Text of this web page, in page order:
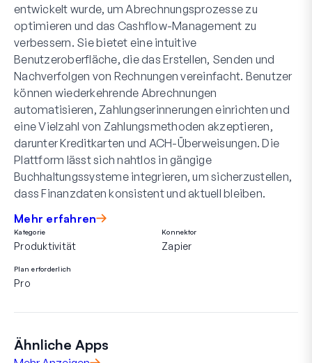
entwickelt wurde, um Abrechnungsprozesse zu
optimieren und das Cashflow-Management zu
verbessern. Sie bietet eine intuitive
Benutzeroberfläche, die das Erstellen, Senden und
Nachverfolgen von Rechnungen vereinfacht. Benutzer
können wiederkehrende Abrechnungen
automatisieren, Zahlungserinnerungen einrichten und
eine Vielzahl von Zahlungsmethoden akzeptieren,
darunter Kreditkarten und ACH-Überweisungen. Die
Plattform lässt sich nahtlos in gängige
Buchhaltungssysteme integrieren, um sicherzustellen,
dass Finanzdaten konsistent und aktuell bleiben.
Mehr erfahren
Kategorie
Produktivität
Konnektor
Zapier
Plan erforderlich
Pro
Ähnliche Apps